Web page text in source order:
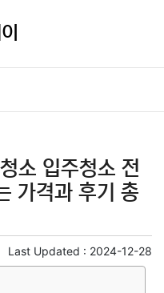
소 입주청소 전
가격과 후기 총
Last Updated : 2024-12-28